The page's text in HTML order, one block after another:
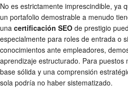
No es estrictamente imprescindible, ya
un portafolio demostrable a menudo
una certificación SEO de prestigio
especialmente para roles de entrada o
conocimientos ante empleadores,
aprendizaje estructurado. Para puestos
base sólida y una comprensión
sola podría no haber sistematizado.